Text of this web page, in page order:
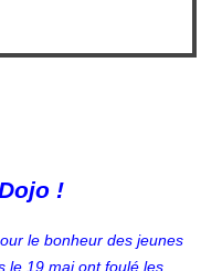
!
le bonheur des jeunes
le 19 mai ont foulé les